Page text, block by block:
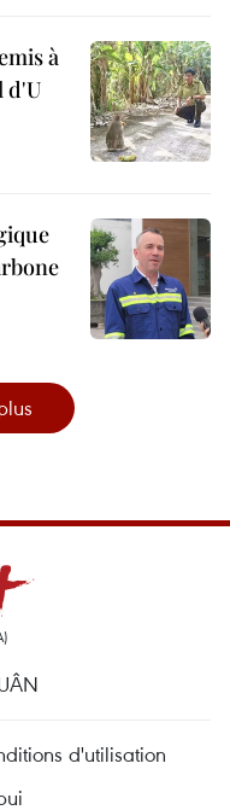
à
d'U
d'utilisation